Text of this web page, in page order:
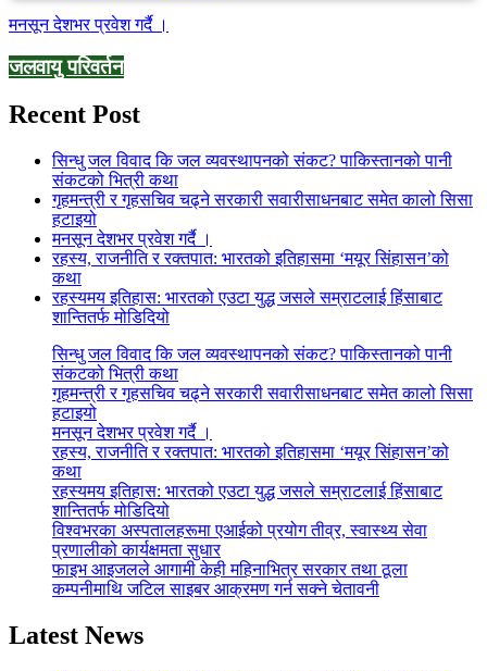
मनसून देशभर प्रवेश गर्दै ।
जलवायु परिवर्तन
Recent Post
सिन्धु जल विवाद कि जल व्यवस्थापनको संकट? पाकिस्तानको पानी
संकटको भित्री कथा
गृहमन्त्री र गृहसचिव चढ्ने सरकारी सवारीसाधनबाट समेत कालो सिसा
हटाइयो
मनसून देशभर प्रवेश गर्दै ।
रहस्य, राजनीति र रक्तपात: भारतको इतिहासमा ‘मयूर सिंहासन’को
कथा
रहस्यमय इतिहास: भारतको एउटा युद्ध जसले सम्राटलाई हिंसाबाट
शान्तितर्फ मोडिदियो
सिन्धु जल विवाद कि जल व्यवस्थापनको संकट? पाकिस्तानको पानी
संकटको भित्री कथा
गृहमन्त्री र गृहसचिव चढ्ने सरकारी सवारीसाधनबाट समेत कालो सिसा
हटाइयो
मनसून देशभर प्रवेश गर्दै ।
रहस्य, राजनीति र रक्तपात: भारतको इतिहासमा ‘मयूर सिंहासन’को
कथा
रहस्यमय इतिहास: भारतको एउटा युद्ध जसले सम्राटलाई हिंसाबाट
शान्तितर्फ मोडिदियो
विश्वभरका अस्पतालहरूमा एआईको प्रयोग तीव्र, स्वास्थ्य सेवा
प्रणालीको कार्यक्षमता सुधार
फाइभ आइजलले आगामी केही महिनाभित्र सरकार तथा ठूला
कम्पनीमाथि जटिल साइबर आक्रमण गर्न सक्ने चेतावनी
Latest News